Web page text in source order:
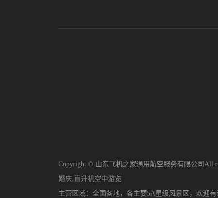
Copyright © 山东飞机之家通用航空服务有限公司All
婚庆, 直升机空中游览
主营区域： 全国各地，各主要5A星级风景区，欢迎